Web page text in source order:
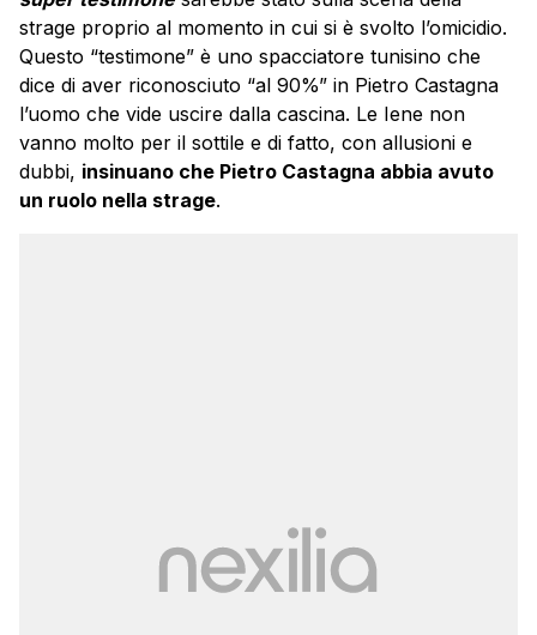
strage proprio al momento in cui si è svolto l’omicidio.
Questo “testimone” è uno spacciatore tunisino che
dice di aver riconosciuto “al 90%” in Pietro Castagna
l’uomo che vide uscire dalla cascina. Le Iene non
vanno molto per il sottile e di fatto, con allusioni e
dubbi, insinuano che Pietro Castagna abbia avuto
un ruolo nella strage.